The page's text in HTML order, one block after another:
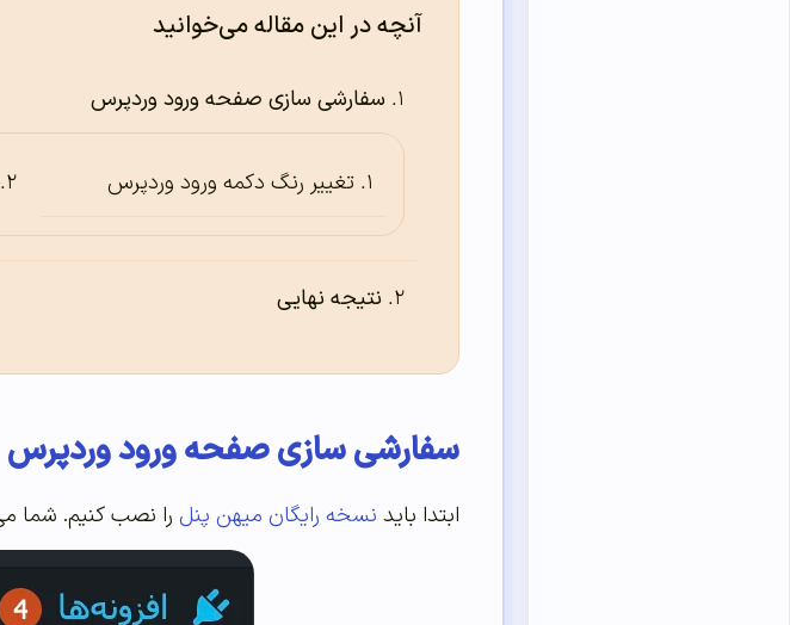
آنچه در این مقاله می‌خوانید
سفارشی سازی صفحه ورود وردپرس
تغییر رنگ دکمه ورود وردپرس
نتیجه نهایی
سفارشی سازی صفحه ورود وردپرس
ابتدا باید نسخه رایگان میهن پنل را نصب کنیم. شما